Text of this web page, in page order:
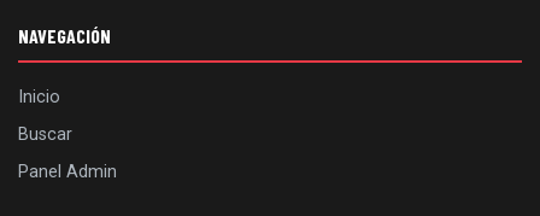
NAVEGACIÓN
Inicio
Buscar
Panel Admin